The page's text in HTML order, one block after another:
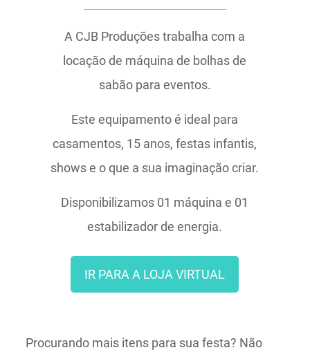
A CJB Produções trabalha com a
locação de máquina de bolhas de
sabão para eventos.
Este equipamento é ideal para
casamentos, 15 anos, festas infantis,
shows e o que a sua imaginação criar.
Disponibilizamos 01 máquina e 01
estabilizador de energia.
IR PARA A LOJA VIRTUAL
Procurando mais itens para sua festa? Não